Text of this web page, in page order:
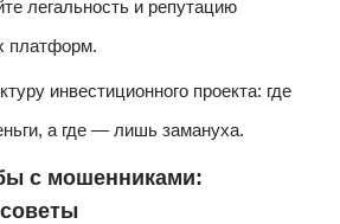
легальность и репутацию
платформ.
инвестиционного проекта: где
а где — лишь замануха.
с мошенниками: